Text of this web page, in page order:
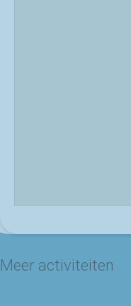
Meer activiteiten